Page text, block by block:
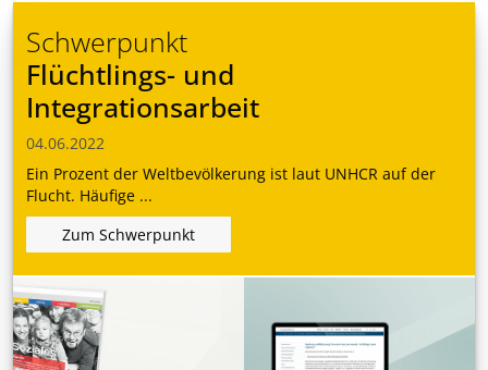
Schwerpunkt
Flüchtlings- und
Integrationsarbeit
04.06.2022
Ein Prozent der Weltbevölkerung ist laut UNHCR auf der
Flucht. Häufige ...
Zum Schwerpunkt